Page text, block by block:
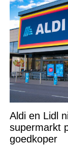
Aldi en Lidl
supermarkt
goedkoper